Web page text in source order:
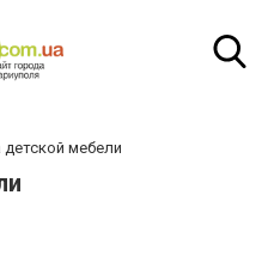
детской мебели